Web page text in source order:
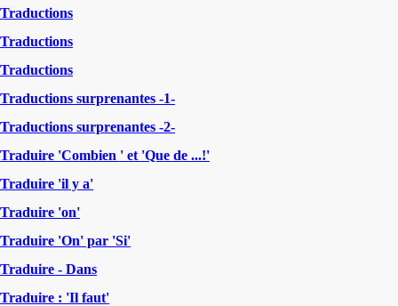
Traductions
Traductions
Traductions
Traductions surprenantes -1-
Traductions surprenantes -2-
Traduire 'Combien ' et 'Que de ...!'
Traduire 'il y a'
Traduire 'on'
Traduire 'On' par 'Si'
Traduire - Dans
Traduire : 'Il faut'